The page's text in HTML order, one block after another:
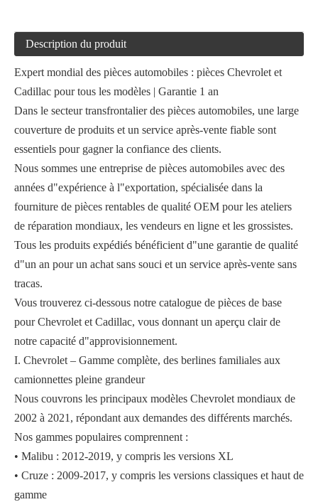
Description du produit
Expert mondial des pièces automobiles : pièces Chevrolet et
Cadillac pour tous les modèles | Garantie 1 an
Dans le secteur transfrontalier des pièces automobiles, une large
couverture de produits et un service après-vente fiable sont
essentiels pour gagner la confiance des clients.
Nous sommes une entreprise de pièces automobiles avec des
années d"expérience à l"exportation, spécialisée dans la
fourniture de pièces rentables de qualité OEM pour les ateliers
de réparation mondiaux, les vendeurs en ligne et les grossistes.
Tous les produits expédiés bénéficient d"une garantie de qualité
d"un an pour un achat sans souci et un service après-vente sans
tracas.
Vous trouverez ci-dessous notre catalogue de pièces de base
pour Chevrolet et Cadillac, vous donnant un aperçu clair de
notre capacité d"approvisionnement.
I. Chevrolet – Gamme complète, des berlines familiales aux
camionnettes pleine grandeur
Nous couvrons les principaux modèles Chevrolet mondiaux de
2002 à 2021, répondant aux demandes des différents marchés.
Nos gammes populaires comprennent :
• Malibu : 2012-2019, y compris les versions XL
• Cruze : 2009-2017, y compris les versions classiques et haut de
gamme